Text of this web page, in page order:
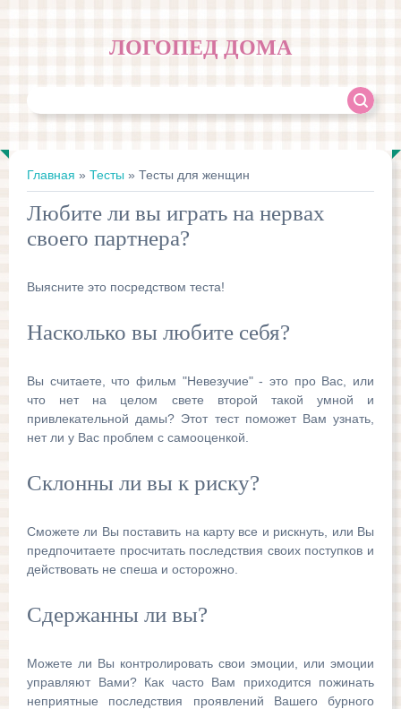
ЛОГОПЕД ДОМА
Главная » Тесты » Тесты для женщин
Любите ли вы играть на нервах
своего партнера?
Выясните это посредством теста!
Насколько вы любите себя?
Вы считаете, что фильм "Невезучие" - это про Вас, или
что нет на целом свете второй такой умной и
привлекательной дамы? Этот тест поможет Вам узнать,
нет ли у Вас проблем с самооценкой.
Склонны ли вы к риску?
Сможете ли Вы поставить на карту все и рискнуть, или Вы
предпочитаете просчитать последствия своих поступков и
действовать не спеша и осторожно.
Сдержанны ли вы?
Можете ли Вы контролировать свои эмоции, или эмоции
управляют Вами? Как часто Вам приходится пожинать
неприятные последствия проявлений Вашего бурного